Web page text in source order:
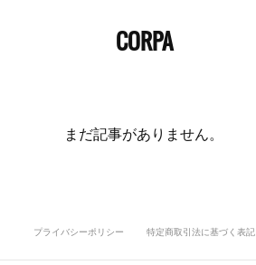
CORPA
まだ記事がありません。
プライバシーポリシー 特定商取引法に基づく表記